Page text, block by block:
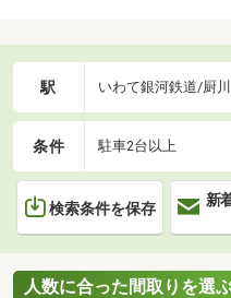
駅 いわて銀河鉄道/厨川
条件 駐車2台以上
検索条件を保存
新
人数に合った間取りを選